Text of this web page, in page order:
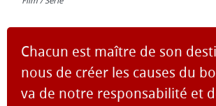
Chacun est maître de son
nous de créer les causes du
va de notre responsabilité et